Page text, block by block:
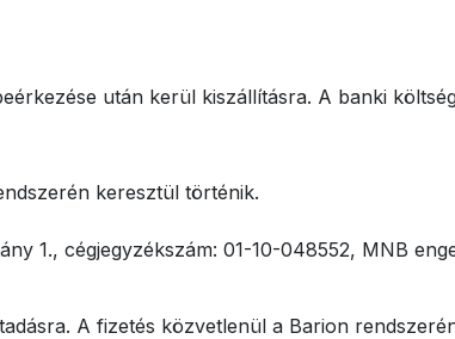
után kerül kiszállításra. A banki
keresztül történik.
1., cégjegyzékszám: 01-10-048552, MNB
A fizetés közvetlenül a Barion